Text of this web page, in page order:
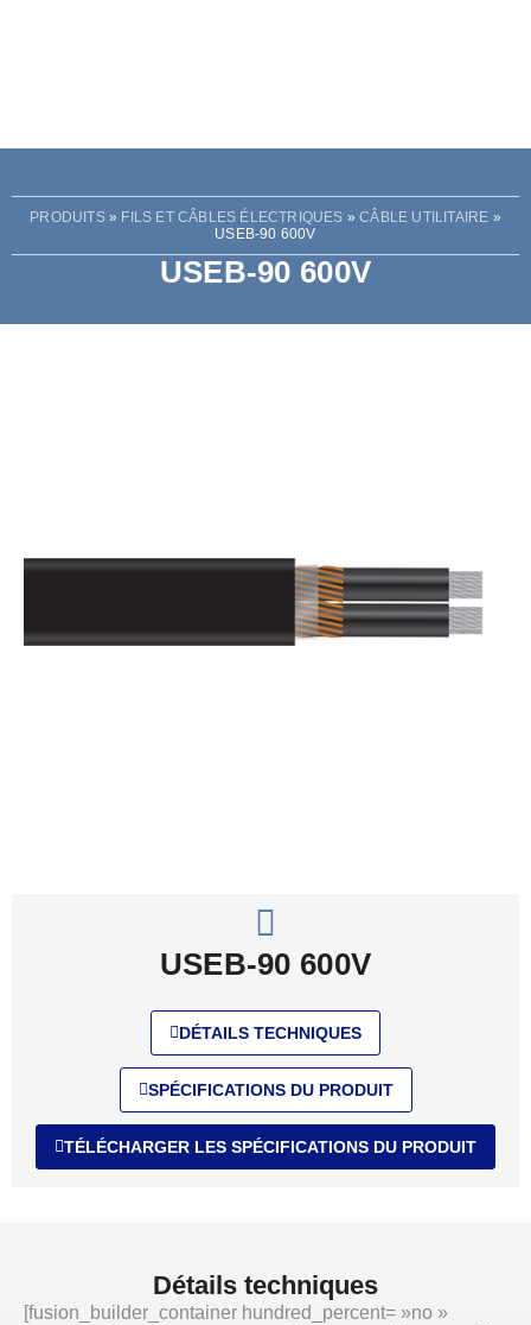
PRODUITS» FILS ET CÂBLES ÉLECTRIQUES »CÂBLE UTILITAIRE »
USEB-90 600V
USEB-90 600V
USEB-90 600V
DÉTAILS TECHNIQUES
SPÉCIFICATIONS DU PRODUIT
TÉLÉCHARGER LES SPÉCIFICATIONS DU PRODUIT
Détails techniques
[fusion_builder_container hundred_percent= »no »